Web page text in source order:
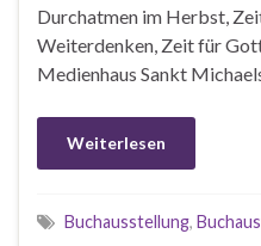
Durchatmen im Herbst,
Weiterdenken, Zeit für
Medienhaus Sankt
Weiterlesen
Buchausstellung,